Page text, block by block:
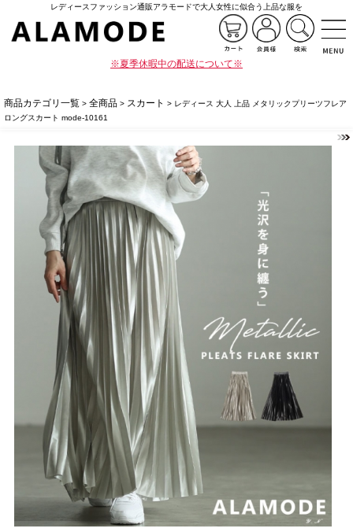
レディースファッション通販アラモードで大人女性に似合う上品な服を
※夏季休暇中の配送について※
商品カテゴリ一覧 > 全商品 > スカート > レディース 大人 上品 メタリックプリーツフレア
ロングスカート mode-10161